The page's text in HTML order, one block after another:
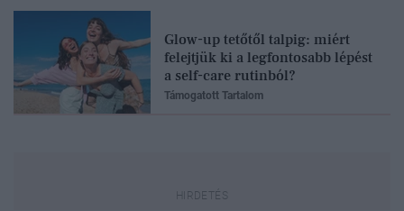
Glow-up tetőtől talpig: miért
felejtjük ki a legfontosabb lépést
a self-care rutinból?
Támogatott Tartalom